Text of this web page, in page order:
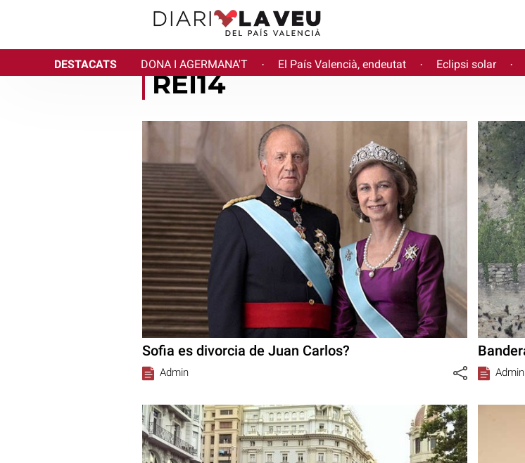
DESTACATS DONA I AGERMANA'T · El País Valencià, endeutat · Eclipsi solar ·
REI14
Sofia es divorcia de Juan Carlos?
Admin Admin